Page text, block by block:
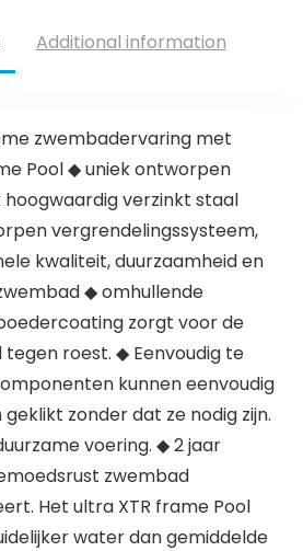
Additional information
zwembadervaring met
Pool ◆ uniek ontworpen
verzinkt staal
vergrendelingssysteem,
kwaliteit, duurzaamheid en
◆ omhullende
zorgt voor de
roest. ◆ Eenvoudig te
kunnen eenvoudig
zonder dat ze nodig zijn.
voering. ◆ 2 jaar
zwembad
Het ultra XTR frame Pool
water dan gemiddelde